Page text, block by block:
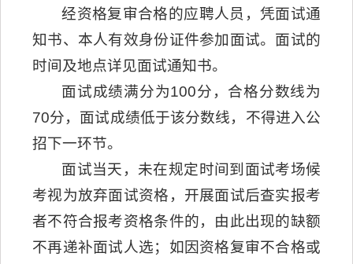
经资格复审合格的应聘人员，凭面试通
知书、本人有效身份证件参加面试。面试的
时间及地点详见面试通知书。
面试成绩满分为100分，合格分数线为
70分，面试成绩低于该分数线，不得进入公
招下一环节。
面试当天，未在规定时间到面试考场候
考视为放弃面试资格，开展面试后查实报考
者不符合报考资格条件的，由此出现的缺额
不再递补面试人选；如因资格复审不合格或